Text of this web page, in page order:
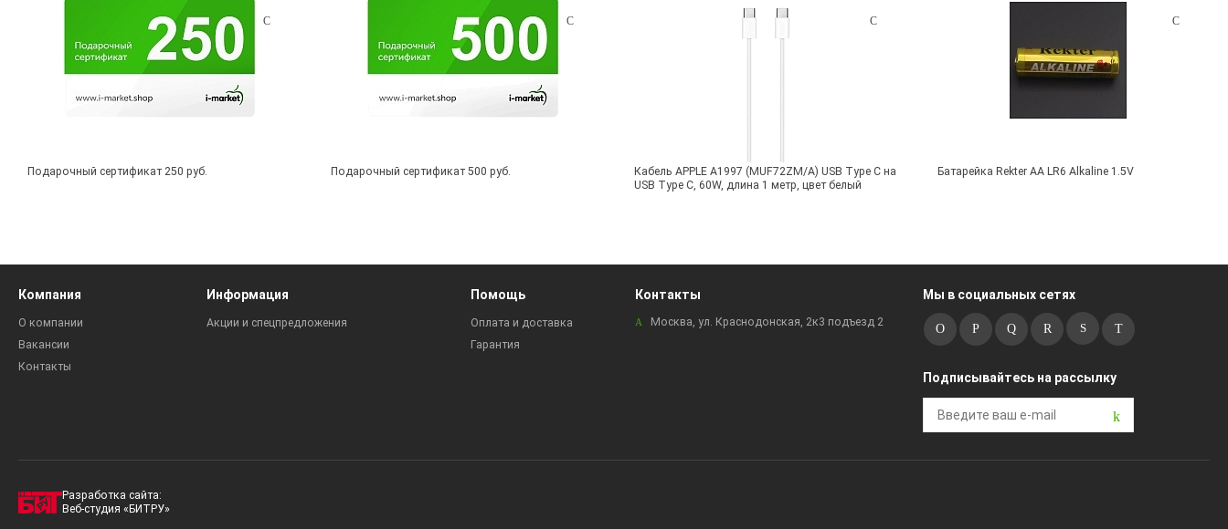
Подарочный сертификат 250 руб. Подарочный сертификат 500 руб.
Кабель APPLE A1997 (MUF72ZM/A) USB Type C на
USB Type C, 60W, длина 1 метр, цвет белый
Батарейка Rekter AA LR6 Alkaline 1.5V
Компания
О компании
Вакансии
Контакты
Информация
Акции и спецпредложения
Помощь
Оплата и доставка
Гарантия
Контакты
Москва, ул. Краснодонская, 2к3 подъезд 2
Мы в социальных сетях
Подписывайтесь на рассылку
Разработка сайта:
Веб-студия «БИТРУ»